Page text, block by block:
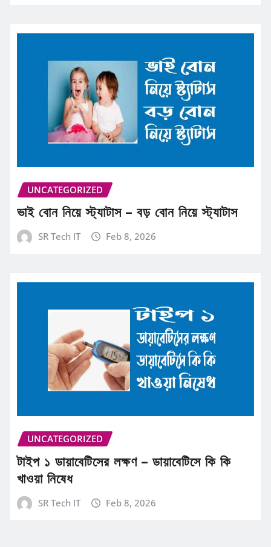
UNCATEGORIZED
ভাই বোন নিয়ে স্ট্যাটাস – বড় বোন নিয়ে স্ট্যাটাস
SR Tech IT Feb 8, 2026
UNCATEGORIZED
টাইপ ১ ডায়াবেটিসের লক্ষণ – ডায়াবেটিসে কি কি
খাওয়া নিষেধ
SR Tech IT Feb 8, 2026